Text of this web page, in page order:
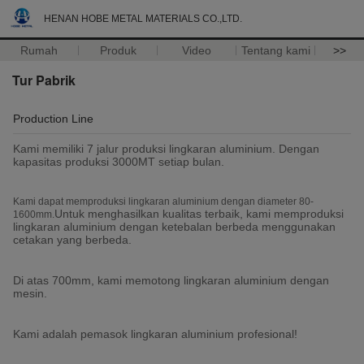
HENAN HOBE METAL MATERIALS CO.,LTD.
Rumah Produk Video Tentang kami >>
Tur Pabrik
Production Line
Kami memiliki 7 jalur produksi lingkaran aluminium. Dengan
kapasitas produksi 3000MT setiap bulan.
Kami dapat memproduksi lingkaran aluminium dengan diameter 80-
1600mm.Untuk menghasilkan kualitas terbaik, kami memproduksi
lingkaran aluminium dengan ketebalan berbeda menggunakan
cetakan yang berbeda.
Di atas 700mm, kami memotong lingkaran aluminium dengan
mesin.
Kami adalah pemasok lingkaran aluminium profesional!